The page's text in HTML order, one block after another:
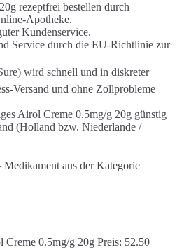
rezeptfrei bestellen durch
Apotheke.
Kundenservice.
Service durch die EU-Richtlinie zur
wird schnell und in diskreter
Versand und ohne Zollprobleme
Airol Creme 0.5mg/g 20g günstig
(Holland bzw. Niederlande /
Medikament aus der Kategorie
0.5mg/g 20g Preis: 52.50